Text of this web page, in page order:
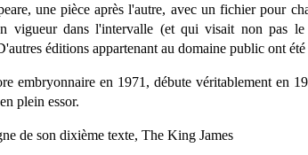
une pièce après l'autre, avec un fichier
vigueur dans l'intervalle (et qui visait non pas
éditions appartenant au domaine public ont
embryonnaire en 1971, débute véritablement
plein essor.
de son dixième texte, The King James